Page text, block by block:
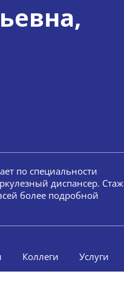
,
по специальности
диспансер. Стаж
более подробной
Коллеги Услуги